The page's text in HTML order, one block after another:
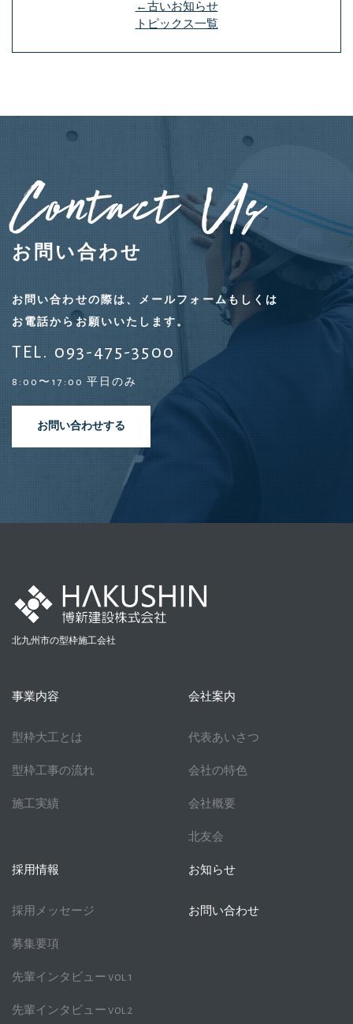
←古いお知らせ
トピックス一覧
Contact Us
お問い合わせ
お問い合わせの際は、メールフォームもしくは
お電話からお願いいたします。
TEL. 093-475-3500
8:00〜17:00 平日のみ
お問い合わせする
北九州市の型枠施工会社
事業内容
型枠大工とは
型枠工事の流れ
施工実績
会社案内
代表あいさつ
会社の特色
会社概要
北友会
採用情報
採用メッセージ
募集要項
先輩インタビュー vol.1
先輩インタビュー vol.2
お知らせ
お問い合わせ